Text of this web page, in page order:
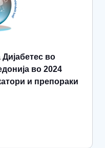
во
во 2024
и препораки